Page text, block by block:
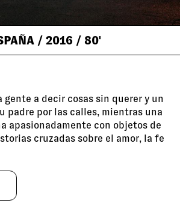
/ 2016 / 80'
gente a decir cosas sin querer y un
padre por las calles, mientras una
apasionadamente con objetos de
cruzadas sobre el amor, la fe